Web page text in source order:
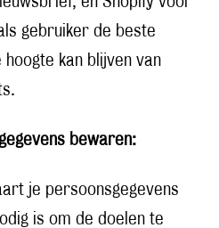
gebruiker de beste
kan blijven van
bewaren:
je persoonsgegevens
is om de doelen te